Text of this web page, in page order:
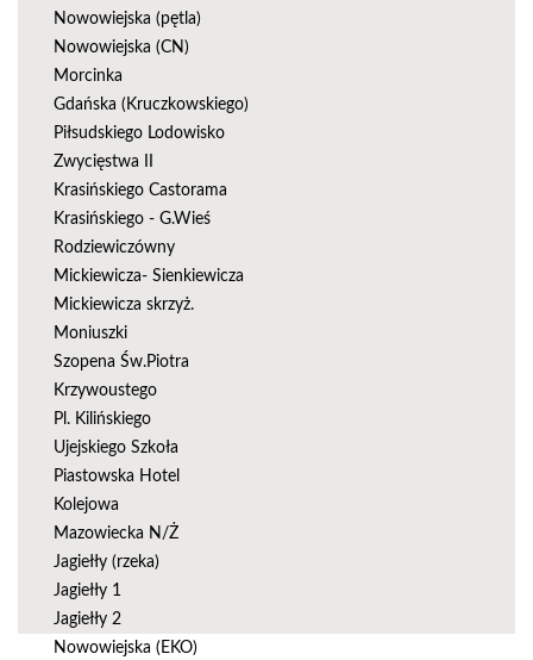
Nowowiejska (pętla)
Nowowiejska (CN)
Morcinka
Gdańska (Kruczkowskiego)
Piłsudskiego Lodowisko
Zwycięstwa II
Krasińskiego Castorama
Krasińskiego - G.Wieś
Rodziewiczówny
Mickiewicza- Sienkiewicza
Mickiewicza skrzyż.
Moniuszki
Szopena Św.Piotra
Krzywoustego
Pl. Kilińskiego
Ujejskiego Szkoła
Piastowska Hotel
Kolejowa
Mazowiecka N/Ż
Jagiełły (rzeka)
Jagiełły 1
Jagiełły 2
Nowowiejska (EKO)